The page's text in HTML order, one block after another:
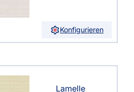
Konfigurieren
Lamelle